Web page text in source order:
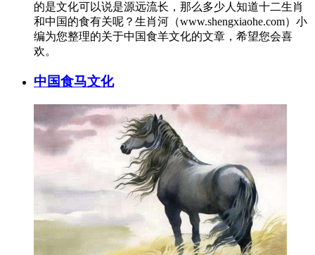
的是文化可以说是源远流长，那么多少人知道十二生肖
和中国的食有关呢？生肖河（www.shengxiaohe.com）小
编为您整理的关于中国食羊文化的文章，希望您会喜
欢。
中国食马文化